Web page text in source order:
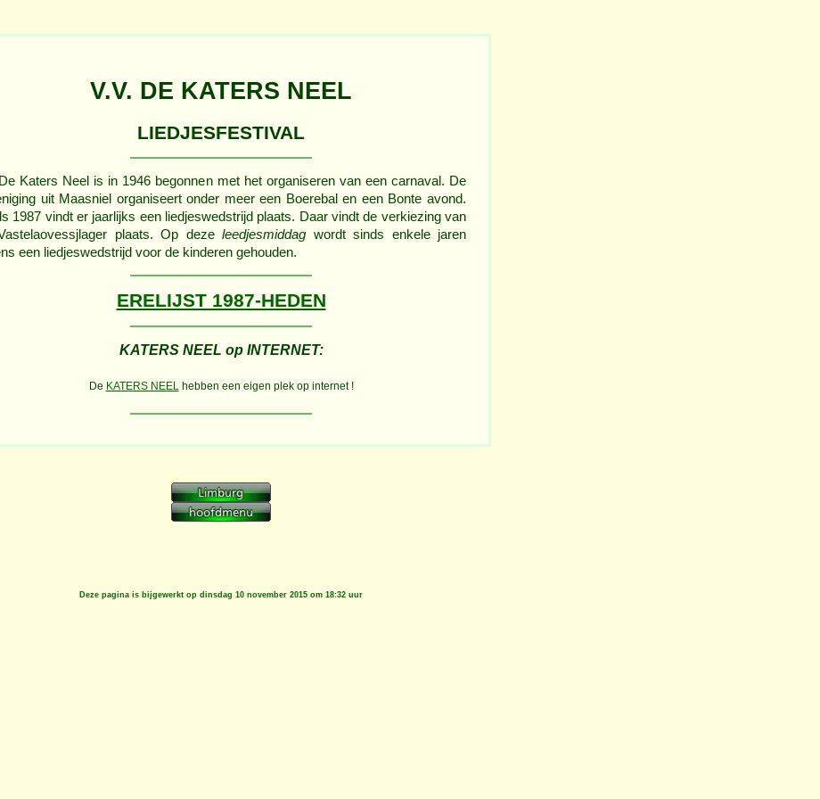
V.V. DE KATERS NEEL
LIEDJESFESTIVAL
Katers Neel is in 1946 begonnen met het organiseren van een carnaval. De
uit Maasniel organiseert onder meer een Boerebal en een Bonte avond.
1987 vindt er jaarlijks een liedjeswedstrijd plaats. Daar vindt de verkiezing van
plaats. Op dezeleedjesmiddag wordt sinds enkele jaren
een liedjeswedstrijd voor de kinderen gehouden.
ERELIJST 1987-HEDEN
KATERS NEEL op INTERNET:
De KATERS NEELhebben een eigen plek op internet !
Deze pagina is bijgewerkt op dinsdag 10 november 2015 om 18:32 uur